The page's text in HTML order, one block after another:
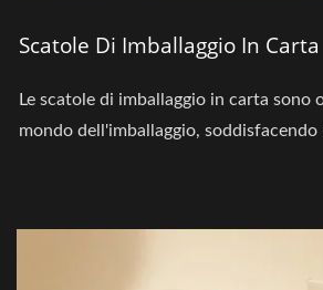
Scatole Di Imballaggio In Carta
Le scatole di imballaggio in carta sono
mondo dell'imballaggio, soddisfacendo